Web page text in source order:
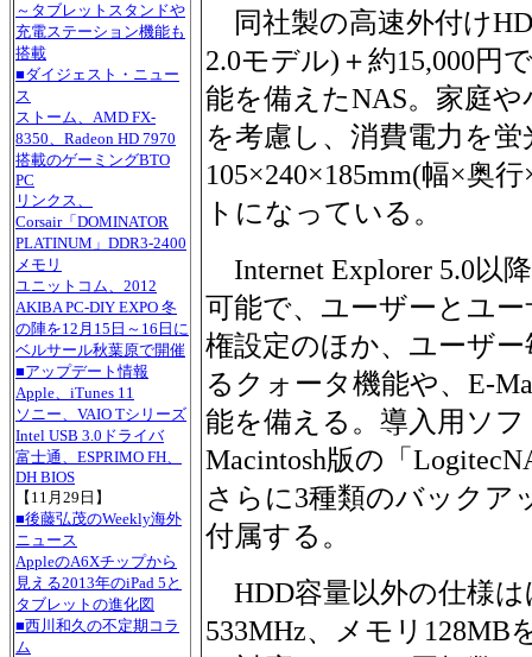
～タブレットスタンドや
充電ステーション機能も
搭載
■ダイジェスト・ニュー
ス
ストーム、AMD FX-
8350、Radeon HD 7970
搭載のゲーミングBTO
PC
リンクス、
Corsair「DOMINATOR
PLATINUM」DDR3-2400
メモリ
ユニットコム、2012
AKIBA PC-DIY EXPO 冬
の陣を12月15日～16日に
ベルサール秋葉原で開催
■アップデート情報
Apple、iTunes 11
ソニー、VAIO Tシリーズ
Intel USB 3.0ドライバ
富士通、ESPRIMO FH、
DH BIOS
【11月29日】
■後藤弘茂のWeekly海外
ニュース
AppleのA6Xチップから
見える2013年のiPad 5と
タブレットの進化図
■西川和久の不定期コラ
ム
同社製の高速外付け
2.0モデル)＋約15,000円
能を備えたNAS。家庭
を考慮し、消費電力を
105×240×185mm(幅×奥
トになっている。
Internet Explorer 5.0以
可能で、ユーザーとユ
権設定のほか、ユーザ
るクォータ機能や、E-
能を備える。導入用ソ
Macintosh版の「
さらに3種類のバックア
付属する。
HDD容量以外の仕様は
533MHz、メモリ128MB